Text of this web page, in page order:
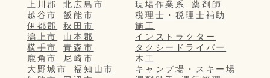
上川郡
北広島市
越谷市
飯能市
伊都郡
秋田市
潟上市
山本郡
横手市
青森市
鹿角市
尼崎市
大野城市
福知山市
現場作業系
薬剤師
税理士・税理士補助
施工
インストラクター
タクシードライバー
木工
キャンプ場・スキー場